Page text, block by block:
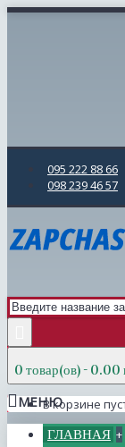
095 222 88 66
098 239 46 57
0 товар(ов) - 0.00
В корзине
МЕНЮ
ГЛАВНАЯ +